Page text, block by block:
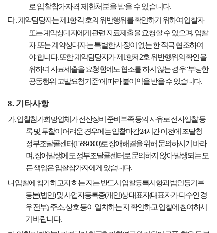
로 입찰참가자격 제한처분을 받을 수 있습니다.
다.계약담당자는 제 1항 각 호의 위반행위를 확인하기 위하여 입찰자
또는 계약상대자에게 관련 자료제출을 요청할 수 있으며,입찰
자 또는 계약상대자는 특별한 사정이 없는 한 적극 협조하여
야합니다.또한 계약담당자가 제 1항제 2호 위반행위의 확인을
위하여 자료제출을 요청함에도 협조를 하지 않는 경우‘부당한
공동행위 고발요청기준’에 따라 불이익을 받을 수 있습니다.
8. 기타사항
가.입찰참가희망업체가 전산장비 준비부족 등의 사유로 전자입찰 등
록 및 투찰이 어려운 경우에는 입찰마감24시간 이전에 조달청
정부조달콜센터(1588-0800)로 장애해결을 위해 문의하시기 바라
며,장애발생에도 정부조달콜센터로 문의하지 않아 발생되는 모
든 책임은 입찰참가자에게 있습니다.
나.입찰에 참가하고자 하는 자는 반드시 입찰등록사항과 법인등기부
등본(법인)및 사업자등록증(개인)상 대표자(대표자가 다수인 경
우 전부),주소,상호 등이 일치하는 지 확인하고 입찰에 참여하시
기 바랍니다.